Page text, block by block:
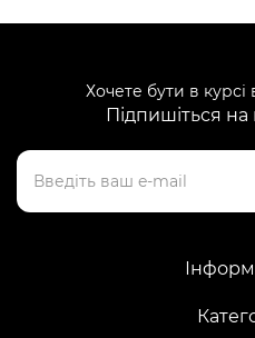
Хочете бути в курсі
Підпишіться